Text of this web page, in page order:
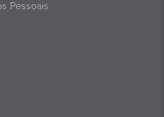
Pessoais